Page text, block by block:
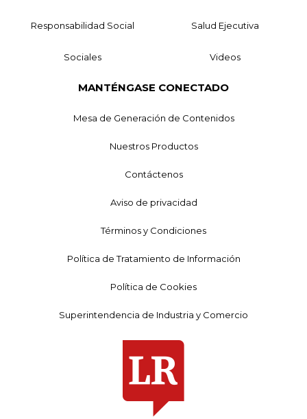
Responsabilidad Social Salud Ejecutiva
Sociales Videos
MANTÉNGASE CONECTADO
Mesa de Generación de Contenidos
Nuestros Productos
Contáctenos
Aviso de privacidad
Términos y Condiciones
Política de Tratamiento de Información
Política de Cookies
Superintendencia de Industria y Comercio